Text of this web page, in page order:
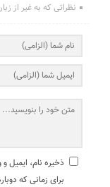
نظراتی که به غیر از
ذخیره نام، ایمیل
برای زمانی که